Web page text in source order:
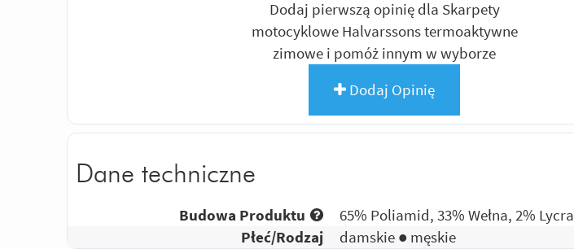
Dodaj pierwszą opinię dla Skarpety
motocyklowe Halvarssons termoaktywne
zimowe i pomóż innym w wyborze
Dodaj Opinię
Dane techniczne
Budowa Produktu
65% Poliamid, 33% Wełna, 2% Lycra
Płeć/Rodzaj
damskie ● męskie